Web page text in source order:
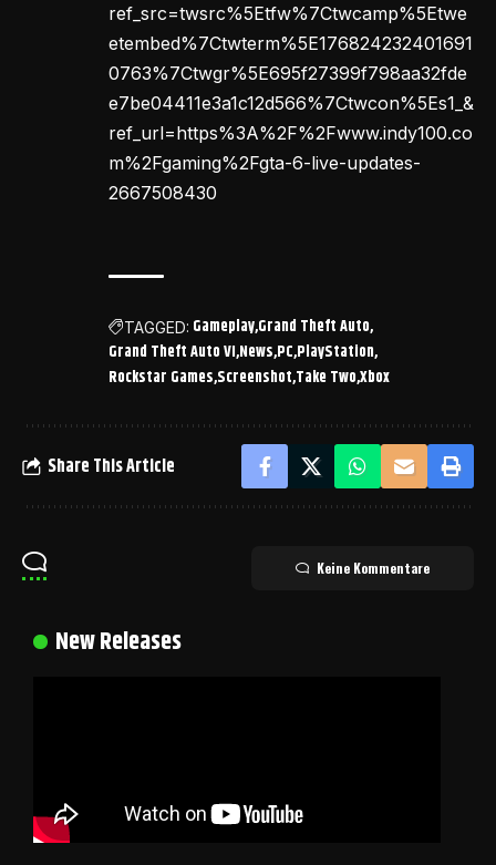
ref_src=twsrc%5Etfw%7Ctwcamp%5Etwe
etembed%7Ctwterm%5E176824232401691
0763%7Ctwgr%5E695f27399f798aa32fde
e7be04411e3a1c12d566%7Ctwcon%5Es1_&
ref_url=https%3A%2F%2Fwww.indy100.co
m%2Fgaming%2Fgta-6-live-updates-
2667508430
TAGGED: GameplayGrand Theft Auto
Grand Theft Auto VI News PC PlayStation
Rockstar Games Screenshot Take TwoXbox
Share This Article
Keine Kommentare
New Releases